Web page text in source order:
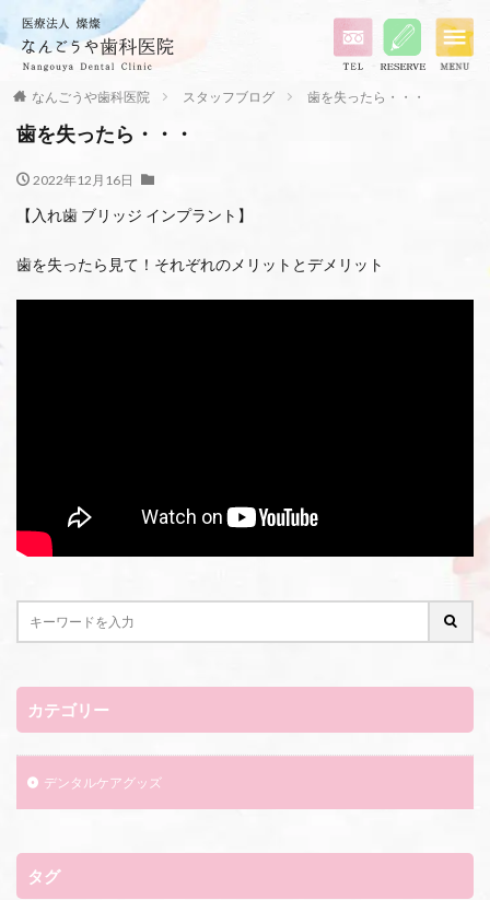
なんごうや歯科医院 スタッフブログ 歯を失ったら・・・
歯を失ったら・・・
2022年12月16日
【入れ歯 ブリッジ インプラント】
歯を失ったら見て！それぞれのメリットとデメリット
カテゴリー
デンタルケアグッズ
タグ